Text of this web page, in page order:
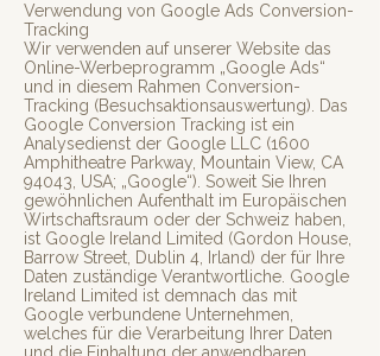
Verwendung von Google Ads Conversion-
Tracking
Wir verwenden auf unserer Website das
Online-Werbeprogramm „Google Ads“
und in diesem Rahmen Conversion-
Tracking (Besuchsaktionsauswertung). Das
Google Conversion Tracking ist ein
Analysedienst der Google LLC (1600
Amphitheatre Parkway, Mountain View, CA
94043, USA; „Google“). Soweit Sie Ihren
gewöhnlichen Aufenthalt im Europäischen
Wirtschaftsraum oder der Schweiz haben,
ist Google Ireland Limited (Gordon House,
Barrow Street, Dublin 4, Irland) der für Ihre
Daten zuständige Verantwortliche. Google
Ireland Limited ist demnach das mit
Google verbundene Unternehmen,
welches für die Verarbeitung Ihrer Daten